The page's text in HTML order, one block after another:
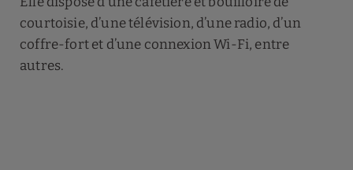
courtoisie, d’une télévision, d’une radio, d’un
coffre-fort et d’une connexion Wi-Fi, entre
autres.